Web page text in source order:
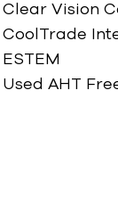
Clear Vision
CoolTrade
ESTEM
Used AHT